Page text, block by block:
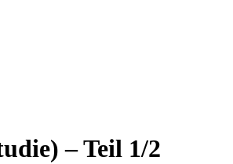
– Teil 1/2